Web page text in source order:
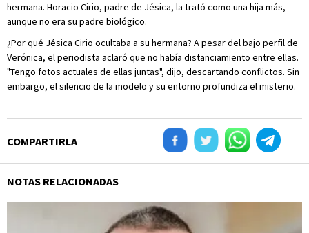
hermana. Horacio Cirio, padre de Jésica, la trató como una hija más,
aunque no era su padre biológico.
¿Por qué Jésica Cirio ocultaba a su hermana? A pesar del bajo perfil de
Verónica, el periodista aclaró que no había distanciamiento entre ellas.
"Tengo fotos actuales de ellas juntas", dijo, descartando conflictos. Sin
embargo, el silencio de la modelo y su entorno profundiza el misterio.
COMPARTIRLA
NOTAS RELACIONADAS